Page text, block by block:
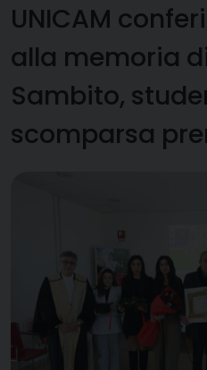
UNICAM
alla memoria
Sambito,
scomparsa